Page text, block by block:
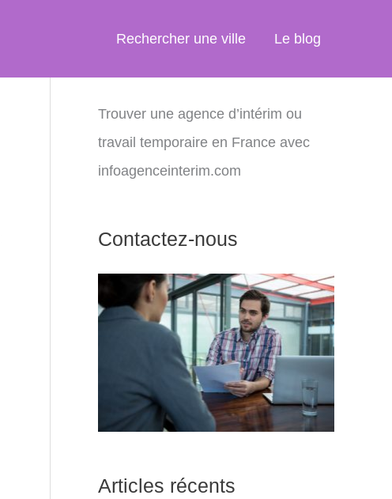
Rechercher une ville Le blog
Trouver une agence d’intérim ou
travail temporaire en France avec
infoagenceinterim.com
Contactez-nous
Articles récents